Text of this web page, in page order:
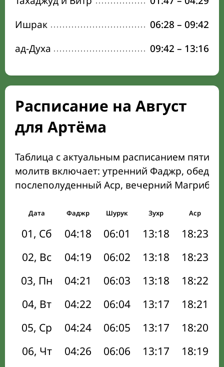
Ишрак
06:28 – 09:42
ад-Духа
09:42 – 13:16
Расписание на Август
для Артёма
Таблица с актуальным расписанием пяти
молитв включает: утренний Фаджр,
послеполуденный Аср, вечерний Магриб
Дата Фаджр Шурук Зухр Аср
01, Сб 04:18 06:01 13:18 18:23
02, Вс
04:19 06:02 13:18 18:23
03, Пн
04:21 06:03 13:18 18:22
04, Вт
04:22 06:04 13:17 18:21
05, Ср
04:24 06:05 13:17 18:20
06, Чт
04:26 06:06 13:17 18:19